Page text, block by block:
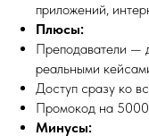
приложений,
Плюсы:
Преподаватели —
реальными
Доступ сразу ко
Промокод на 5000
Минусы: